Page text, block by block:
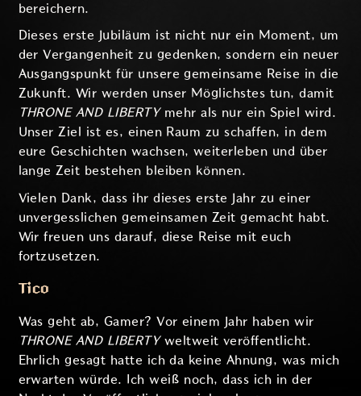
bereichern.
Dieses erste Jubiläum ist nicht nur ein Moment, um
der Vergangenheit zu gedenken, sondern ein neuer
Ausgangspunkt für unsere gemeinsame Reise in die
Zukunft. Wir werden unser Möglichstes tun, damit
THRONE AND LIBERTYmehr als nur ein Spiel wird.
Unser Ziel ist es, einen Raum zu schaffen, in dem
eure Geschichten wachsen, weiterleben und über
lange Zeit bestehen bleiben können.
Vielen Dank, dass ihr dieses erste Jahr zu einer
unvergesslichen gemeinsamen Zeit gemacht habt.
Wir freuen uns darauf, diese Reise mit euch
fortzusetzen.
Tico
Was geht ab, Gamer? Vor einem Jahr haben wir
THRONE AND LIBERTYweltweit veröffentlicht.
Ehrlich gesagt hatte ich da keine Ahnung, was mich
erwarten würde. Ich weiß noch, dass ich in der